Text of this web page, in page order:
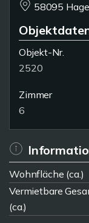
58095
Objekt-Nr.
2520
Zimmer
6
Wohnfläche (ca.)
Vermietbare
(ca.)